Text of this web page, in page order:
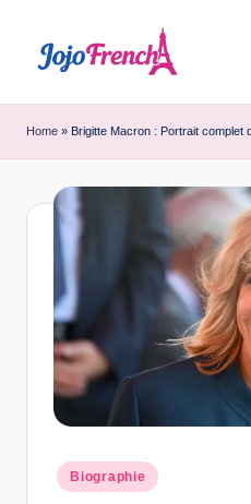
o
j
o
Home » Brigitte Macron : Portrait complet
Posted
in
Biographie